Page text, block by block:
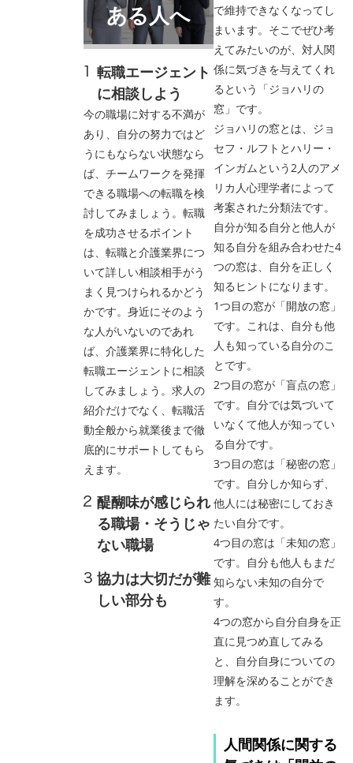
で維持できなくなってし
まいます。そこでぜひ考
えてみたいのが、対人関
係に気づきを与えてくれ
るという「ジョハリの
窓」です。
ジョハリの窓とは、ジョ
セフ・ルフトとハリー・
インガムという2人のアメ
リカ人心理学者によって
考案された分類法です。
自分が知る自分と他人が
知る自分を組み合わせた4
つの窓は、自分を正しく
知るヒントになります。
1つ目の窓が「開放の窓」
です。これは、自分も他
人も知っている自分のこ
とです。
2つ目の窓が「盲点の窓」
です。自分では気づいて
いなくて他人が知ってい
る自分です。
3つ目の窓は「秘密の窓」
です。自分しか知らず、
他人には秘密にしておき
たい自分です。
4つ目の窓は「未知の窓」
です。自分も他人もまだ
知らない未知の自分で
す。
4つの窓から自分自身を正
直に見つめ直してみる
と、自分自身についての
理解を深めることができ
ます。
人間関係に関する
ある人へ
転職エージェント
に相談しよう
今の職場に対する不満が
あり、自分の努力ではど
うにもならない状態なら
ば、チームワークを発揮
できる職場への転職を検
討してみましょう。転職
を成功させるポイント
は、転職と介護業界につ
いて詳しい相談相手がう
まく見つけられるかどう
かです。身近にそのよう
な人がいないのであれ
ば、介護業界に特化した
転職エージェントに相談
してみましょう。求人の
紹介だけでなく、転職活
動全般から就業後まで徹
底的にサポートしてもら
えます。
醍醐味が感じられ
る職場・そうじゃ
ない職場
協力は大切だが難
しい部分も